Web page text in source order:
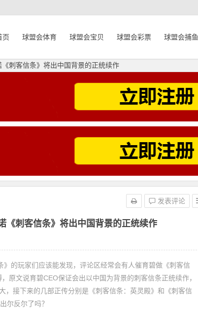
页 球盟会体育 球盟会宝贝 球盟会彩票 球盟会捕鱼
《刺客信条》将出中国背景的正统续作
《刺客信条》将出中国背景的正统续作
发表评论
的玩家们应该能发现，评论区经常会有人催育碧做《刺客信
原文说育碧CEO保证会出以中国为背景的刺客信条正统续作，
，接下来的几部正传分别是《刺客信条：英灵殿》和《刺客信
尔反尔了吗？